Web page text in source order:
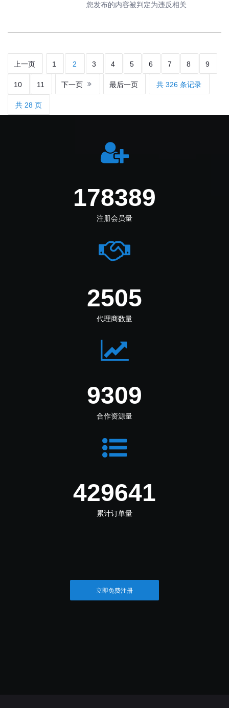
您发布的内容被判定为违反相关
上一页 1 2 3 4 5 6 7 8 9
10 11 下一页 最后一页 共 326 条记录
共 28 页
219555
注册会员量
3083
代理商数量
11458
合作资源量
515569
累计订单量
立即免费注册